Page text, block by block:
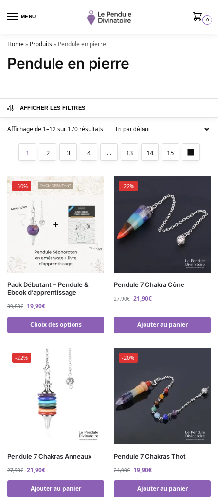
MENU
0
Home» Produits» Pendule en pierre
Pendule en pierre
AFFICHER LES FILTRES
Affichage de 1–12 sur 170 résultats
1 2 3 4 … 13 14 15
-50%
Pack Débutant – Pendule &
Ebook d’apprentissage
39,80€ 19,90€
Choix des options
-22%
Pendule 7 Chakra Cône
27,90€ 21,90€
Ajouter au panier
-22%
Pendule 7 Chakras Anneaux
27,90€ 21,90€
Ajouter au panier
-20%
Pendule 7 Chakras Thot
24,90€ 19,90€
Ajouter au panier